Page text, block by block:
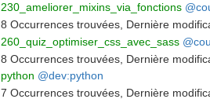
230_ameliorer_mixins_via_fonctions
8 Occurrences trouvées Dernière
260_quiz_optimiser_css_avec_sass
8 Occurrences trouvées Dernière
python @dev:python
7 Occurrences trouvées Dernière